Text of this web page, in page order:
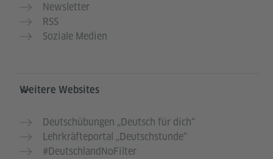
Newsletter
RSS
Soziale Medien
Weitere Websites
Deutschübungen „Deutsch für dich“
Lehrkräfteportal „Deutschstunde“
#DeutschlandNoFilter